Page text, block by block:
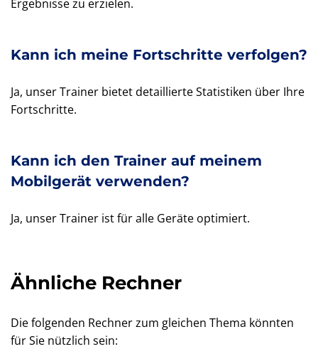
Ergebnisse zu erzielen.
Kann ich meine Fortschritte verfolgen?
Ja, unser Trainer bietet detaillierte Statistiken über Ihre
Fortschritte.
Kann ich den Trainer auf meinem
Mobilgerät verwenden?
Ja, unser Trainer ist für alle Geräte optimiert.
Ähnliche Rechner
Die folgenden Rechner zum gleichen Thema könnten
für Sie nützlich sein: